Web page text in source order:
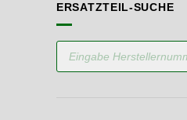
ERSATZTEIL-SUCHE
Products
search